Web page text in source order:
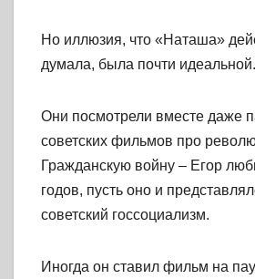
Но иллюзия, что «Наташа»
думала, была почти идеальной.
Они посмотрели вместе даже
советских фильмов про
Гражданскую войну – Егор
годов, пусть оно и
советский госсоциализм.
Иногда он ставил фильм на